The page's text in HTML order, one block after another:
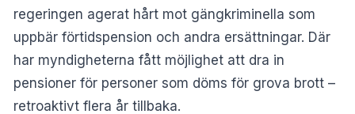
regeringen agerat hårt mot gängkriminella som
uppbär förtidspension och andra ersättningar. Där
har myndigheterna fått möjlighet att dra in
pensioner för personer som döms för grova brott –
retroaktivt flera år tillbaka.